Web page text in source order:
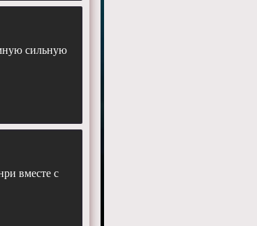
сильную
вместе с